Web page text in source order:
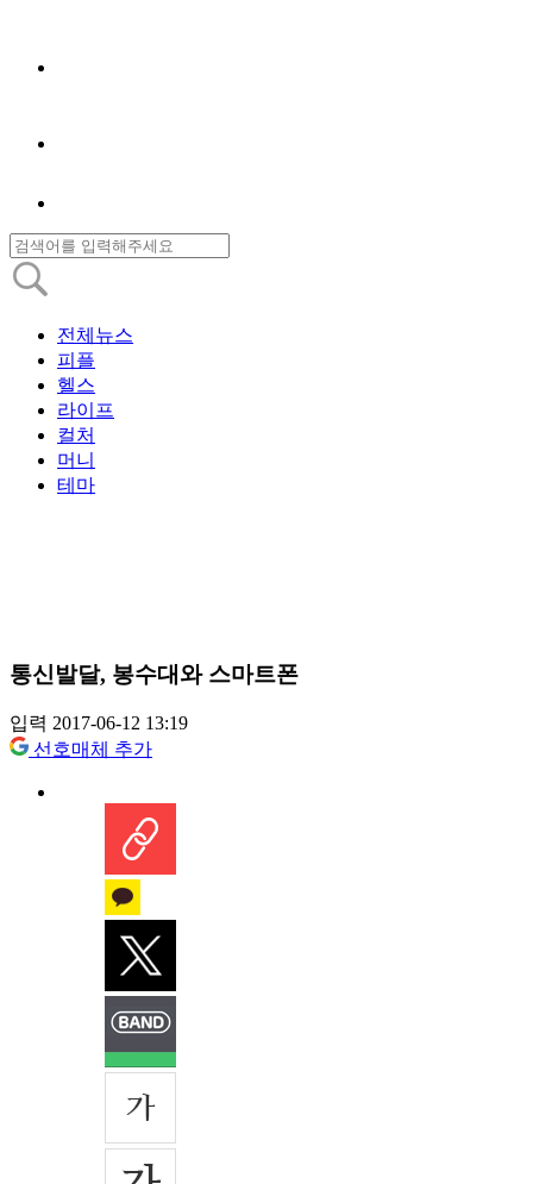
전체뉴스
피플
헬스
라이프
컬처
머니
테마
통신발달, 봉수대와 스마트폰
입력 2017-06-12 13:19
선호매체 추가